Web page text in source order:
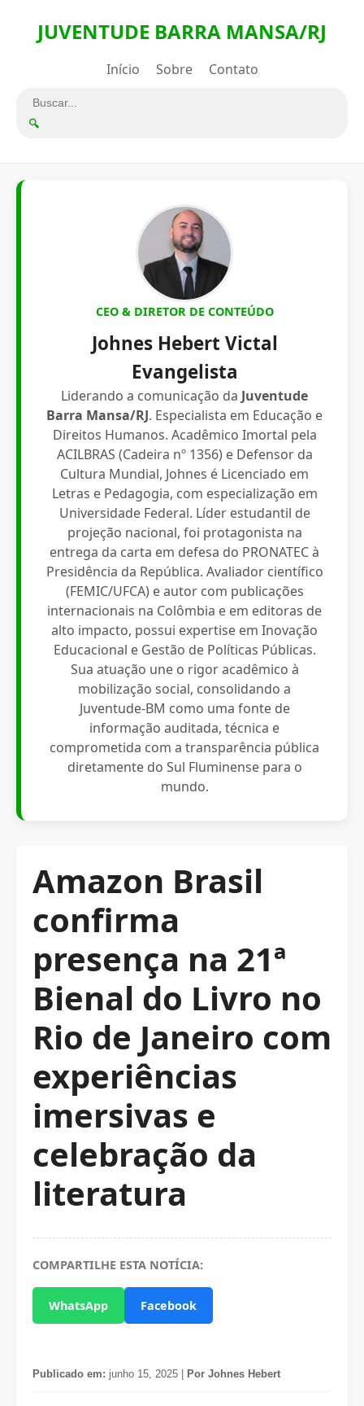
JUVENTUDE BARRA MANSA/RJ
Início Sobre Contato
🔍
CEO & DIRETOR DE CONTEÚDO
Johnes Hebert Victal
Evangelista
Liderando a comunicação da Juventude
Barra Mansa/RJ. Especialista em Educação e
Direitos Humanos. Acadêmico Imortal pela
ACILBRAS (Cadeira nº 1356) e Defensor da
Cultura Mundial, Johnes é Licenciado em
Letras e Pedagogia, com especialização em
Universidade Federal. Líder estudantil de
projeção nacional, foi protagonista na
entrega da carta em defesa do PRONATEC à
Presidência da República. Avaliador científico
(FEMIC/UFCA) e autor com publicações
internacionais na Colômbia e em editoras de
alto impacto, possui expertise em Inovação
Educacional e Gestão de Políticas Públicas.
Sua atuação une o rigor acadêmico à
mobilização social, consolidando a
Juventude-BM como uma fonte de
informação auditada, técnica e
comprometida com a transparência pública
diretamente do Sul Fluminense para o
mundo.
Amazon Brasil
confirma
presença na 21ª
Bienal do Livro no
Rio de Janeiro com
experiências
imersivas e
celebração da
literatura
COMPARTILHE ESTA NOTÍCIA:
WhatsApp Facebook
Publicado em: junho 15, 2025 | Por Johnes Hebert